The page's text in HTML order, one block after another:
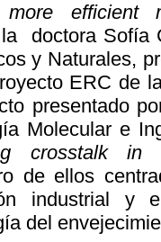
more efficient
la doctora Sofía
y Naturales,
ERC de
presentado
Molecular e
crosstalk
de ellos
industrial y
del